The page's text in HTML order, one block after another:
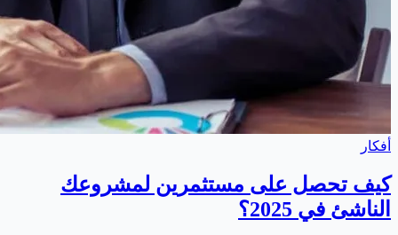
أفكار
كيف تحصل على مستثمرين لمشروعك
الناشئ في 2025؟